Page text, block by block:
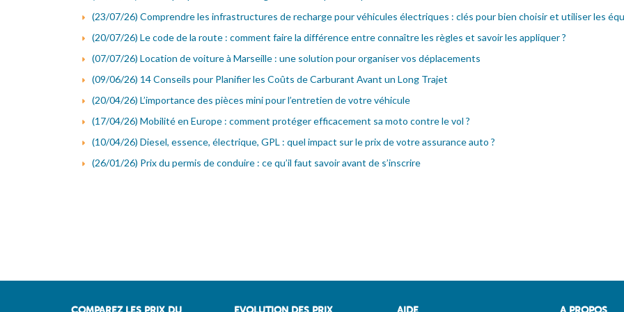
(23/07/26) Comprendre les infrastructures de recharge pour véhicules électriques : clés pour bien choisir et utiliser les
(20/07/26) Le code de la route : comment faire la différence entre connaître les règles et savoir les appliquer ?
(07/07/26) Location de voiture à Marseille : une solution pour organiser vos déplacements
(09/06/26) 14 Conseils pour Planifier les Coûts de Carburant Avant un Long Trajet
(20/04/26) L’importance des pièces mini pour l’entretien de votre véhicule
(17/04/26) Mobilité en Europe : comment protéger efficacement sa moto contre le vol ?
(10/04/26) Diesel, essence, électrique, GPL : quel impact sur le prix de votre assurance auto ?
(26/01/26) Prix du permis de conduire : ce qu’il faut savoir avant de s’inscrire